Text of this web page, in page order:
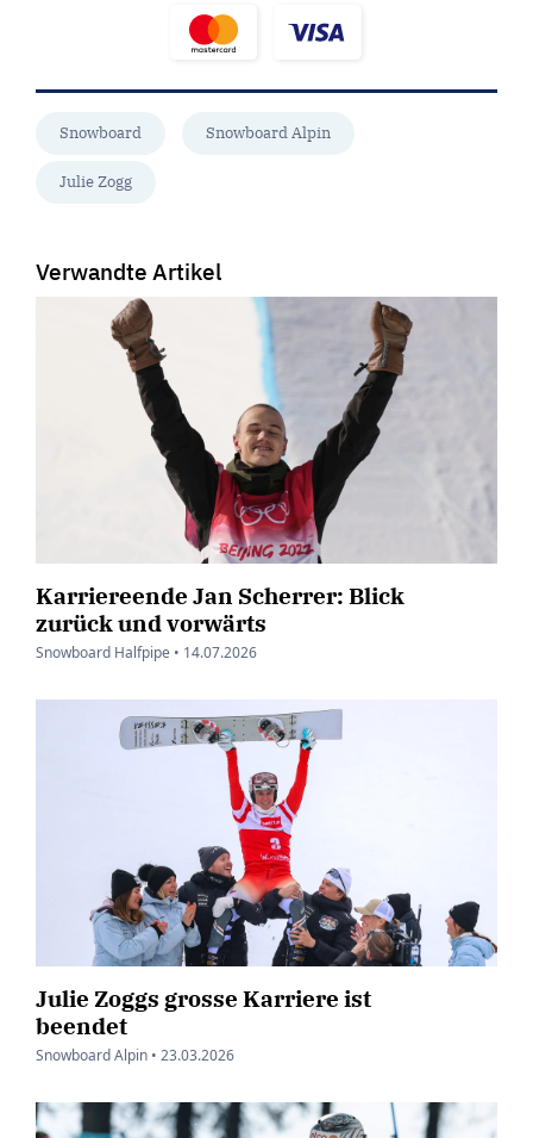
Snowboard Snowboard Alpin
Julie Zogg
Verwandte Artikel
Karriereende Jan Scherrer: Blick
zurück und vorwärts
Snowboard Halfpipe • 14.07.2026
Julie Zoggs grosse Karriere ist
beendet
Snowboard Alpin • 23.03.2026